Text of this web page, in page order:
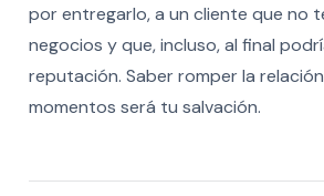
por entregarlo, a un cliente que no
negocios y que, incluso, al final
reputación. Saber romper la
momentos será tu salvación.